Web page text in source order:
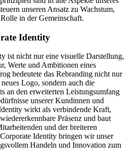
unseren Ansatz zu Wachstum,
in der Gemeinschaft.
Identity
ist nicht nur eine visuelle Darstellung,
Werte und Ambitionen eines
bedeutete das Rebranding nicht nur
Logo, sondern auch die
an den erweiterten Leistungsumfang
unserer Kundinnen und
wirkt als verbindende Kraft,
Präsenz und baut
und der breiteren
Identity bringen wir unser
Handeln und Innovation zum